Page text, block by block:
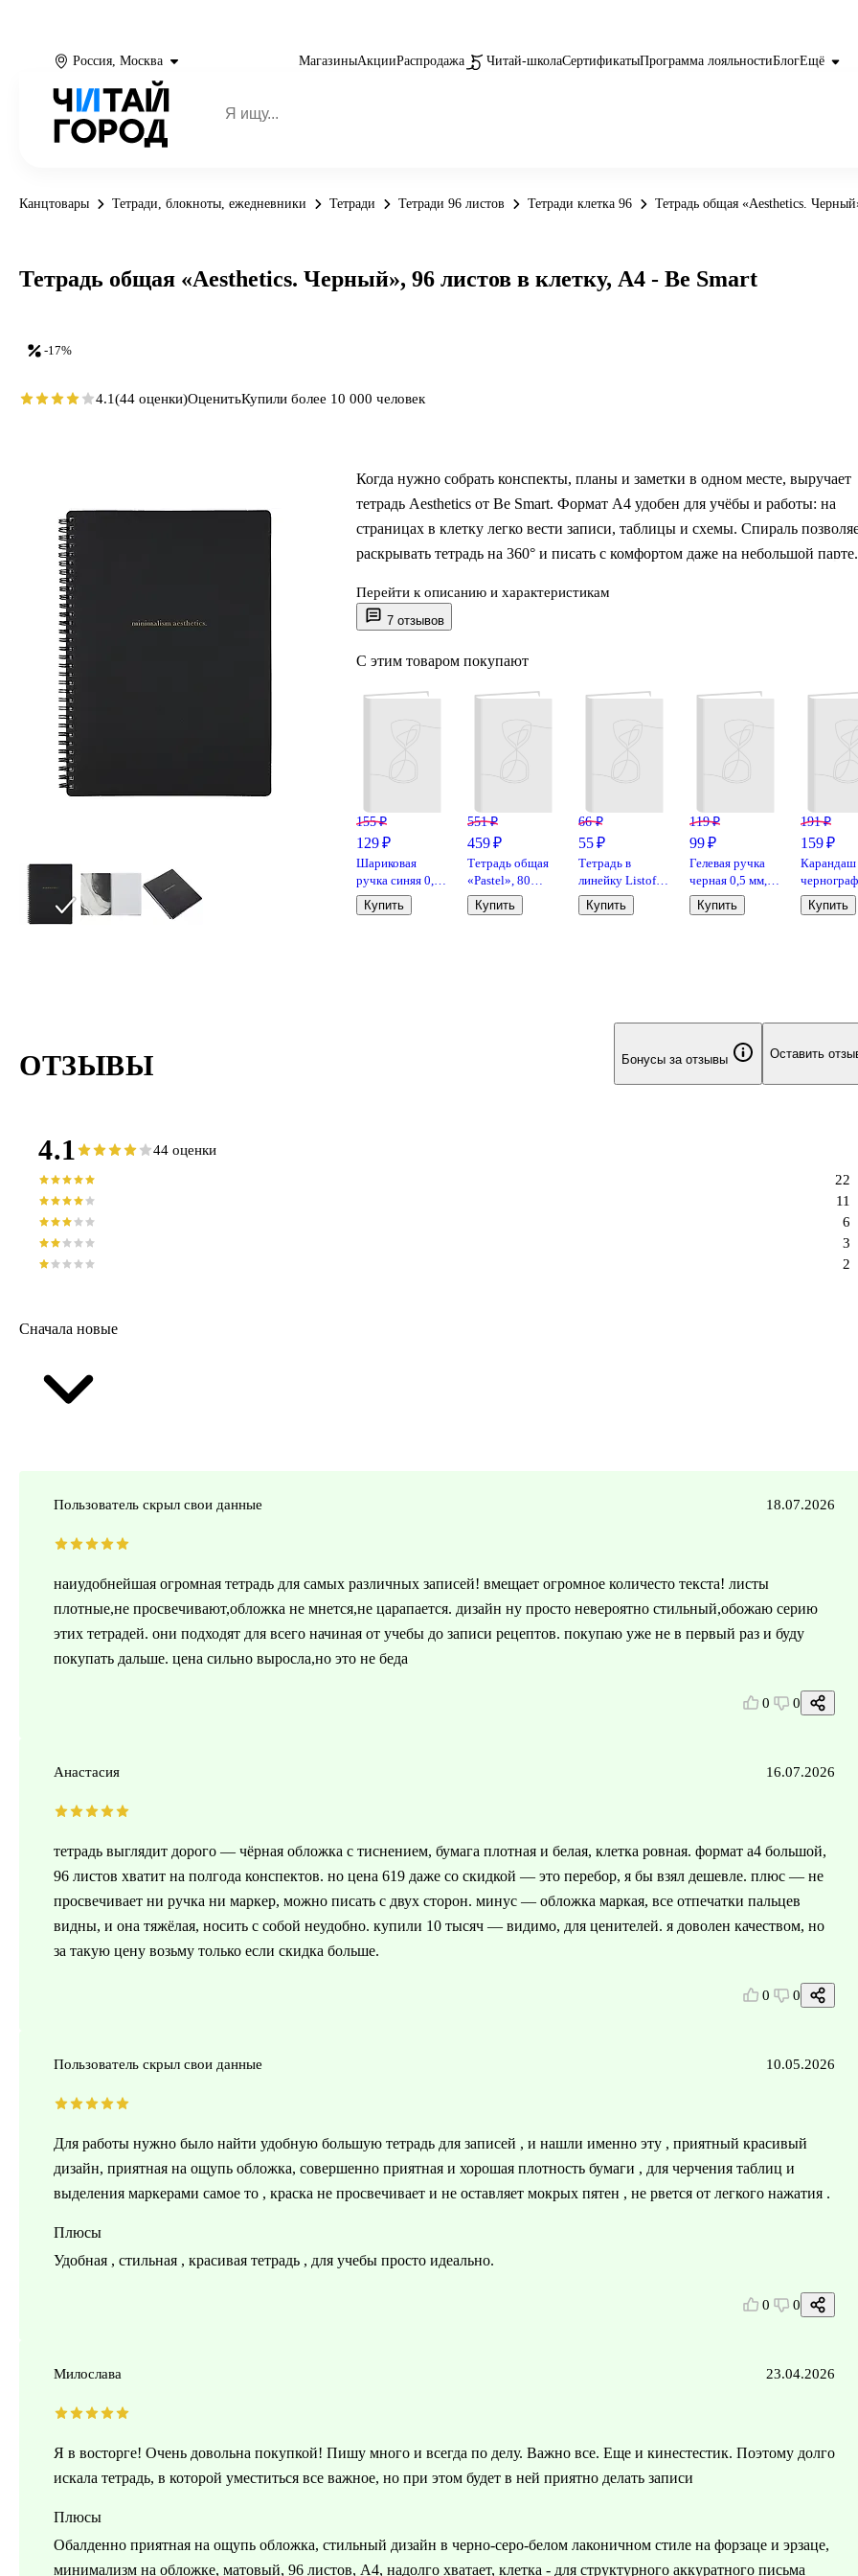
Россия, Москва МагазиныАкцииРаспродажа Читай-школаСертификатыПрограмма лояльностиБлогЕщё
Канцтовары Тетради, блокноты, ежедневники Тетради Тетради 96 листов Тетради клетка 96 Тетрадь общая «Aesthetics.
7 отзывов
Когда нужно собрать конспекты, планы и заметки в одном месте, выручает
тетрадь Aesthetics от Be Smart. Формат А4 удобен для учёбы и работы: на
страницах в клетку легко вести записи, таблицы и схемы. Спираль
раскрывать тетрадь на 360° и писать с комфортом даже на небольшой парте.
Чёрная обложка в мягком переплёте дополнена ламинацией и аккуратными
фольгированными акцентами — выглядит строго и стильно, а поверхность
меньше боится царапин и следов от рук. Отличный вариант для офиса,
Перейти к описанию и характеристикам
С этим товаром покупают
155 ₽
129 ₽
Шариковая
ручка синяя 0,5
мм, MC Gold,
MunHwa
Купить
551 ₽
459 ₽
Тетрадь общая
«Pastel», 80
листов в клетку,
А4, в
Купить
66 ₽
55 ₽
Тетрадь в
линейку Listoff
«Классическая
серия» в
Купить
119 ₽
99 ₽
Гелевая ручка
черная 0,5 мм,
Mile, Schiller
Купить
191 ₽
159 ₽
Карандаш
2B,
Купить
-17%
Тетрадь общая «Aesthetics. Черный», 96 листов в клетку, А4 - Be Smart
4.1(44 оценки)ОценитьКупили более 10 000 человек
ОТЗЫВЫ Бонусы за отзывы Оставить
4.1 44 оценки
2
3
6
11
22
Сначала новые
Пользователь скрыл свои данные 18.07.2026
наиудобнейшая огромная тетрадь для самых различных записей! вмещает огромное количесто текста! листы
плотные,не просвечивают,обложка не мнется,не царапается. дизайн ну просто невероятно стильный,обожаю серию
этих тетрадей. они подходят для всего начиная от учебы до записи рецептов. покупаю уже не в первый раз и буду
покупать дальше. цена сильно выросла,но это не беда
0 0
Анастасия 16.07.2026
тетрадь выглядит дорого — чёрная обложка с тиснением, бумага плотная и белая, клетка ровная. формат а4 большой,
96 листов хватит на полгода конспектов. но цена 619 даже со скидкой — это перебор, я бы взял дешевле. плюс — не
просвечивает ни ручка ни маркер, можно писать с двух сторон. минус — обложка маркая, все отпечатки пальцев
видны, и она тяжёлая, носить с собой неудобно. купили 10 тысяч — видимо, для ценителей. я доволен качеством, но
за такую цену возьму только если скидка больше.
0 0
Пользователь скрыл свои данные 10.05.2026
Для работы нужно было найти удобную большую тетрадь для записей , и нашли именно эту , приятный красивый
дизайн, приятная на ощупь обложка, совершенно приятная и хорошая плотность бумаги , для черчения таблиц и
выделения маркерами самое то , краска не просвечивает и не оставляет мокрых пятен , не рвется от легкого нажатия .
Плюсы
Удобная , стильная , красивая тетрадь , для учебы просто идеально.
0 0
Милослава 23.04.2026
Я в восторге! Очень довольна покупкой! Пишу много и всегда по делу. Важно все. Еще и кинестестик. Поэтому долго
искала тетрадь, в которой уместиться все важное, но при этом будет в ней приятно делать записи
Плюсы
Обалденно приятная на ощупь обложка, стильный дизайн в черно-серо-белом лаконичном стиле на форзаце и эрзаце,
минимализм на обложке, матовый, 96 листов, А4, надолго хватает, клетка - для структурного аккуратного письма